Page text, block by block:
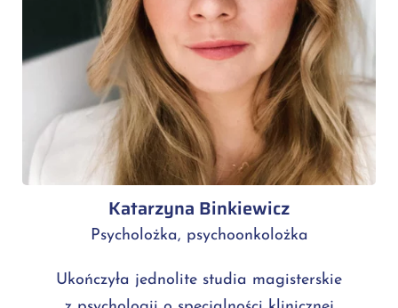
Katarzyna Binkiewicz
Psycholożka, psychoonkolożka
Ukończyła jednolite studia magisterskie